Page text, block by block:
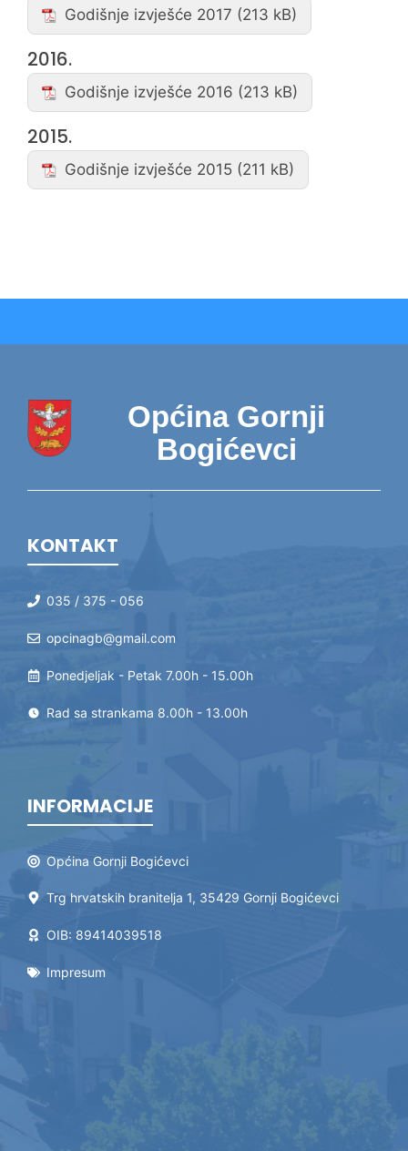
Godišnje izvješće 2017
2016.
Godišnje izvješće 2016
2015.
Godišnje izvješće 2015
Općina Gornji
Bogićevci
KONTAKT
035 / 375 - 056
opcinagb@gmail.com
Ponedjeljak - Petak 7.00h - 15.00h
Rad sa strankama 8.00h - 13.00h
INFORMACIJE
Općina Gornji Bogićevci
Trg hrvatskih branitelja 1, 35429 Gornji Bogićevci
OIB: 89414039518
Impresum